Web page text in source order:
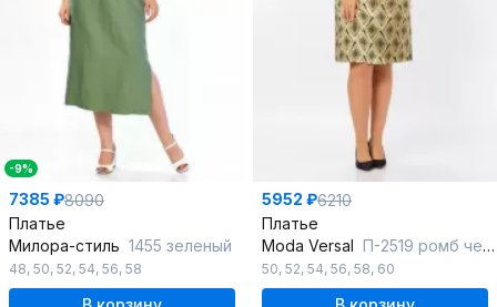
-9%
7385 ₽8090
Платье
Милора-стиль 1455 зеленый
48, 50, 52, 54, 56, 58
5952 ₽6210
Платье
Moda Versal П-2519 ромб черн+золото
50, 52, 54, 56, 58, 60